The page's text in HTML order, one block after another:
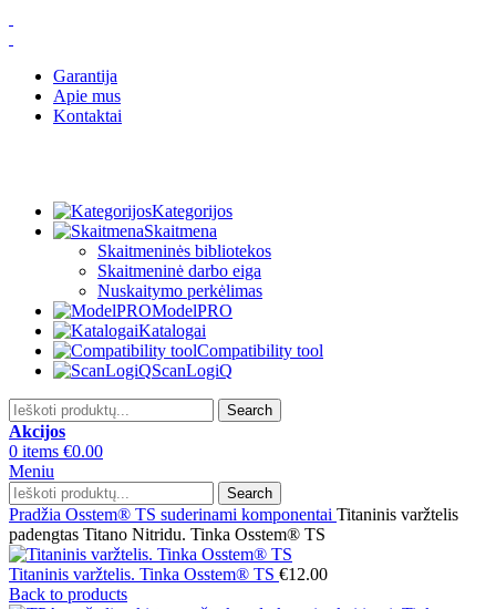
Garantija
Apie mus
Kontaktai
Kategorijos
Skaitmena
Skaitmeninės bibliotekos
Skaitmeninė darbo eiga
Nuskaitymo perkėlimas
ModelPRO
Katalogai
Compatibility tool
ScanLogiQ
Search
Akcijos
0 items €0.00
Meniu
Search
Pradžia Osstem® TS suderinami komponentai Titaninis varžtelis
padengtas Titano Nitridu. Tinka Osstem® TS
Titaninis varžtelis. Tinka Osstem® TS €12.00
Back to products